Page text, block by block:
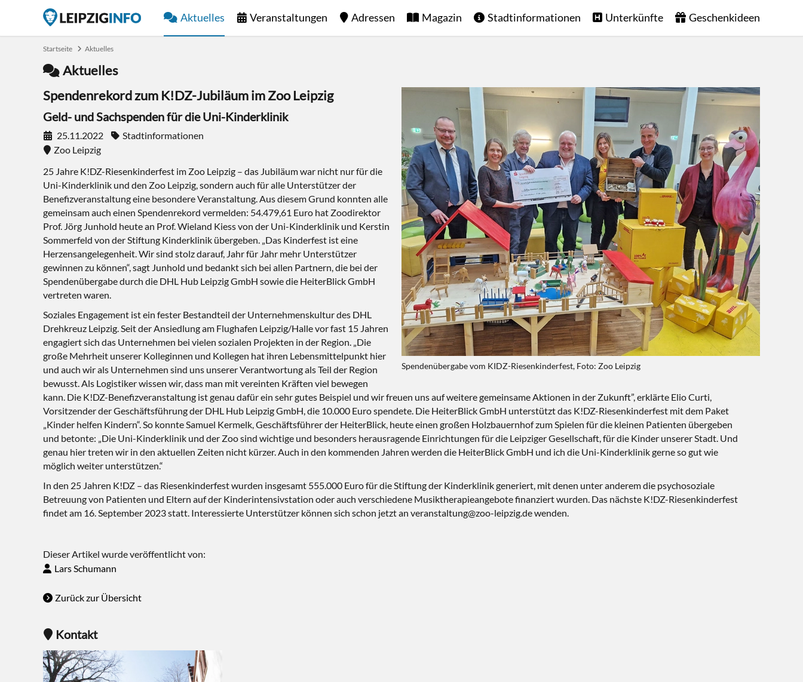
Aktuelles Veranstaltungen Adressen Magazin Stadtinformationen Unterkünfte Geschenkideen
Startseite Aktuelles
Aktuelles
Spendenübergabe vom KIDZ-Riesenkinderfest, Foto: Zoo Leipzig
Spendenrekord zum K!DZ-Jubiläum im Zoo Leipzig
Geld- und Sachspenden für die Uni-Kinderklinik
25.11.2022
Stadtinformationen
Zoo Leipzig
25 Jahre K!DZ-Riesenkinderfest im Zoo Leipzig – das Jubiläum war nicht nur für die
Uni-Kinderklinik und den Zoo Leipzig, sondern auch für alle Unterstützer der
Benefizveranstaltung eine besondere Veranstaltung. Aus diesem Grund konnten alle
gemeinsam auch einen Spendenrekord vermelden: 54.479,61 Euro hat Zoodirektor
Prof. Jörg Junhold heute an Prof. Wieland Kiess von der Uni-Kinderklinik und Kerstin
Sommerfeld von der Stiftung Kinderklinik übergeben. „Das Kinderfest ist eine
Herzensangelegenheit. Wir sind stolz darauf, Jahr für Jahr mehr Unterstützer
gewinnen zu können“, sagt Junhold und bedankt sich bei allen Partnern, die bei der
Spendenübergabe durch die DHL Hub Leipzig GmbH sowie die HeiterBlick GmbH
vertreten waren.
Soziales Engagement ist ein fester Bestandteil der Unternehmenskultur des DHL
Drehkreuz Leipzig. Seit der Ansiedlung am Flughafen Leipzig/Halle vor fast 15 Jahren
engagiert sich das Unternehmen bei vielen sozialen Projekten in der Region. „Die
große Mehrheit unserer Kolleginnen und Kollegen hat ihren Lebensmittelpunkt hier
und auch wir als Unternehmen sind uns unserer Verantwortung als Teil der Region
bewusst. Als Logistiker wissen wir, dass man mit vereinten Kräften viel bewegen
kann. Die K!DZ-Benefizveranstaltung ist genau dafür ein sehr gutes Beispiel und wir freuen uns auf weitere gemeinsame Aktionen in der Zukunft”, erklärte Elio Curti,
Vorsitzender der Geschäftsführung der DHL Hub Leipzig GmbH, die 10.000 Euro spendete. Die HeiterBlick GmbH unterstützt das K!DZ-Riesenkinderfest mit dem Paket
„Kinder helfen Kindern“. So konnte Samuel Kermelk, Geschäftsführer der HeiterBlick, heute einen großen Holzbauernhof zum Spielen für die kleinen Patienten übergeben
und betonte: „Die Uni-Kinderklinik und der Zoo sind wichtige und besonders herausragende Einrichtungen für die Leipziger Gesellschaft, für die Kinder unserer Stadt. Und
genau hier treten wir in den aktuellen Zeiten nicht kürzer. Auch in den kommenden Jahren werden die HeiterBlick GmbH und ich die Uni-Kinderklinik gerne so gut wie
möglich weiter unterstützen.“
In den 25 Jahren K!DZ – das Riesenkinderfest wurden insgesamt 555.000 Euro für die Stiftung der Kinderklinik generiert, mit denen unter anderem die psychosoziale
Betreuung von Patienten und Eltern auf der Kinderintensivstation oder auch verschiedene Musiktherapieangebote finanziert wurden. Das nächste K!DZ-Riesenkinderfest
findet am 16. September 2023 statt. Interessierte Unterstützer können sich schon jetzt an veranstaltung@zoo-leipzig.de wenden.
Dieser Artikel wurde veröffentlicht von:
Lars Schumann
Zurück zur Übersicht
Kontakt